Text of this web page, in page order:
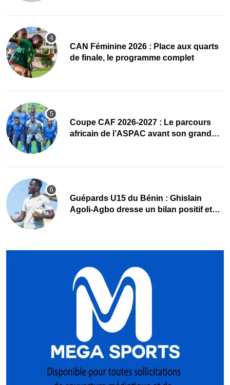
CAN Féminine 2026 : Place aux quarts
de finale, le programme complet
Coupe CAF 2026-2027 : Le parcours
africain de l’ASPAC avant son grand
Guépards U15 du Bénin : Ghislain
Agoli-Agbo dresse un bilan positif et